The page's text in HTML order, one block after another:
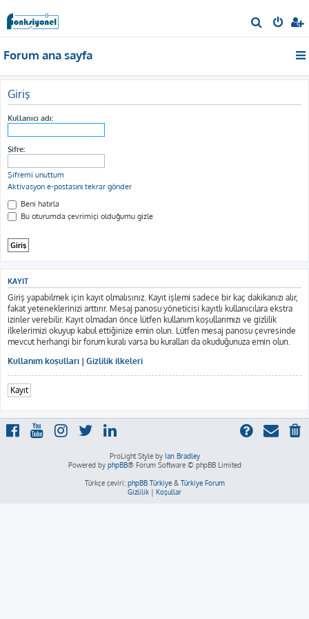
r
Forum ana sayfa
Giriş
Kullanıcı adı:
Şifre:
Şifremi unuttum
Aktivasyon e-postasını tekrar gönder
Beni hatırla
Bu oturumda çevrimiçi olduğumu gizle
KAYIT
Giriş yapabilmek için kayıt olmalısınız. Kayıt işlemi sadece bir kaç dakikanızı alır,
fakat yeteneklerinizi arttırır. Mesaj panosu yöneticisi kayıtlı kullanıcılara ekstra
izinler verebilir. Kayıt olmadan önce lütfen kullanım koşullarımızı ve gizlilik
ilkelerimizi okuyup kabul ettiğinize emin olun. Lütfen mesaj panosu çevresinde
mevcut herhangi bir forum kuralı varsa bu kuralları da okuduğunuza emin olun.
Kullanım koşulları | Gizlilik ilkeleri
Kayıt
ProLight Style by Ian Bradley
Powered by phpBB® Forum Software © phpBB Limited
Türkçe çeviri: phpBB Türkiye& Türkiye Forum
Gizlilik | Koşullar